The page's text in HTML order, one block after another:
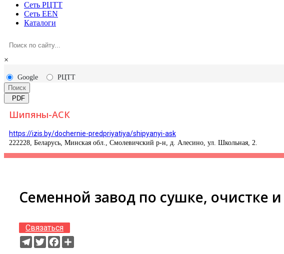
Сеть РЦТТ
Сеть EEN
Каталоги
×
Google
РЦТТ
Поиск
PDF
Шипяны-АСК
https://izis.by/dochernie-predpriyatiya/shipyanyi-ask
222228, Беларусь, Минская обл., Смолевичский р-н, д. Алесино, ул. Школьная, 2.
Cеменной завод по сушке,
Связаться
Telegram
TwitterFacebook